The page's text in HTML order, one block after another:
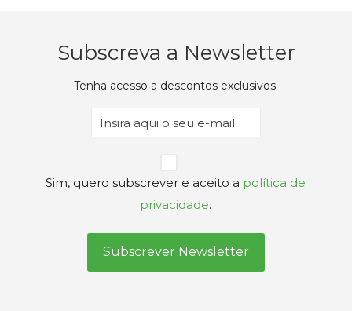
Subscreva a Newsletter
Tenha acesso a descontos exclusivos.
Email
(Obrigatório)
Sim, quero subscrever e aceito a política de
privacidade.